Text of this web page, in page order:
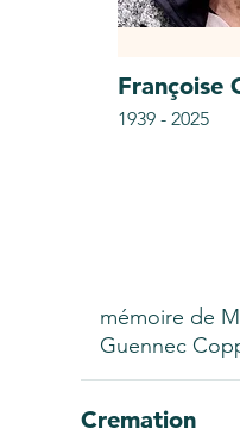
Françoise
1939 - 2025
mémoire de
Guennec
Cremation